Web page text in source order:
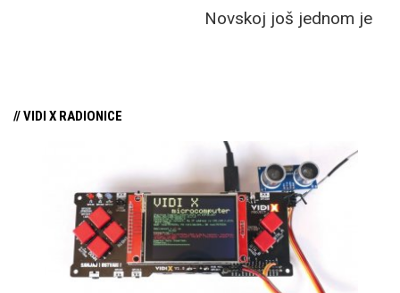
Novskoj još jednom je
// VIDI X RADIONICE